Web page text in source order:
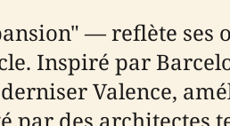
— reflète ses
Inspiré par
Valence,